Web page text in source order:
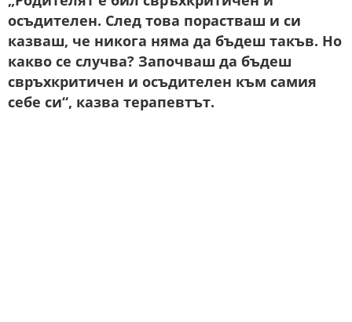
осъдителен. След това порастваш и си
казваш, че никога няма да бъдеш такъв. Но
какво се случва? Започваш да бъдеш
свръхкритичен и осъдителен към самия
себе си“, казва терапевтът.